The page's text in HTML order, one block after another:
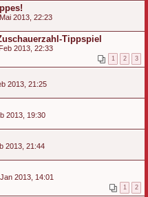
2013, 22:23
Tippspiel
2013, 22:33
1 2 3
2013, 21:25
2013, 19:30
2013, 21:44
2013, 14:01
1 2